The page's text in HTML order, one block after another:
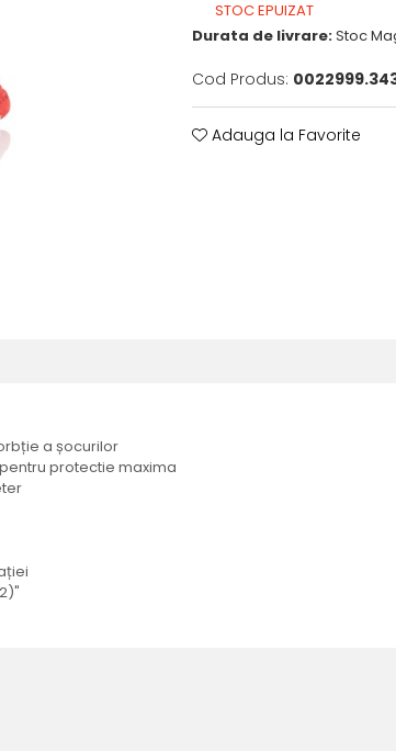
STOC EPUIZAT
Durata de livrare:Stoc
Cod Produs:
Adauga la Favorite
a șocurilor
protectie maxima